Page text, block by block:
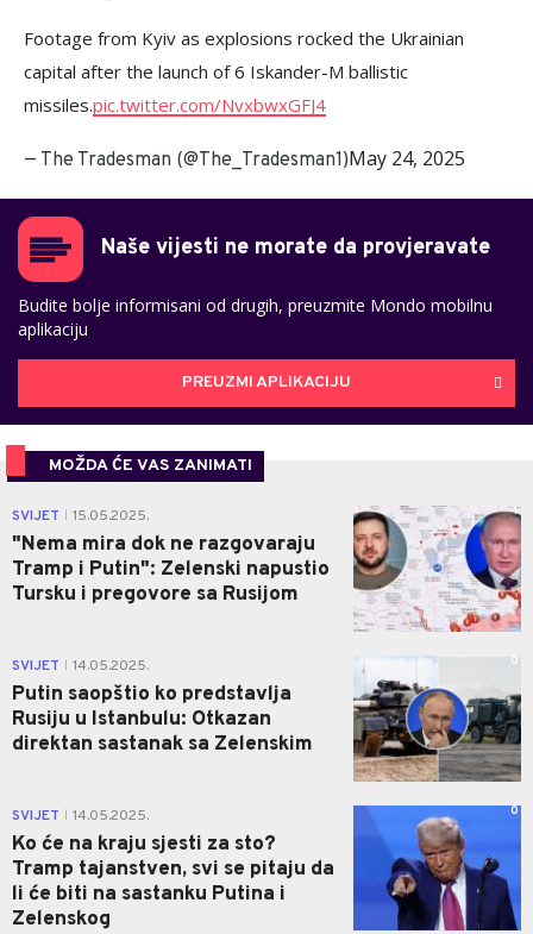
Footage from Kyiv as explosions rocked the Ukrainian
capital after the launch of 6 Iskander-M ballistic
missiles.pic.twitter.com/NvxbwxGFJ4
— The Tradesman (@The_Tradesman1)May 24, 2025
Naše vijesti ne morate da provjeravate
Budite bolje informisani od drugih, preuzmite Mondo mobilnu
aplikaciju
PREUZMI APLIKACIJU
MOŽDA ĆE VAS ZANIMATI
SVIJET 15.05.2025.
"Nema mira dok ne razgovaraju
Tramp i Putin": Zelenski napustio
Tursku i pregovore sa Rusijom
1
SVIJET 14.05.2025.
Putin saopštio ko predstavlja
Rusiju u Istanbulu: Otkazan
direktan sastanak sa Zelenskim
0
SVIJET 14.05.2025.
Ko će na kraju sjesti za sto?
Tramp tajanstven, svi se pitaju da
li će biti na sastanku Putina i
Zelenskog
0